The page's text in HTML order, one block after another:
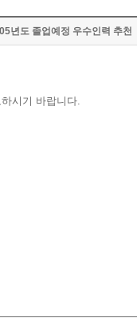
년도 졸업예정 우수인력 추천
시기 바랍니다.